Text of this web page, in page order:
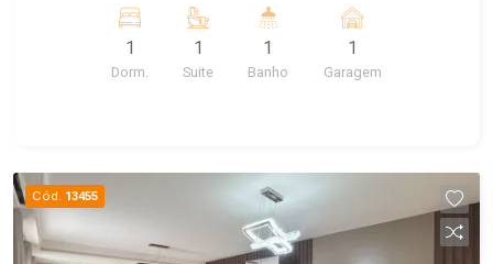
quem busca praticidade, conforto e fácil acesso
ao comércio e serviços. Agende sua visita!
1
Dorm.
1
Suite
1
Banho
1
Garagem
Cód. 13455